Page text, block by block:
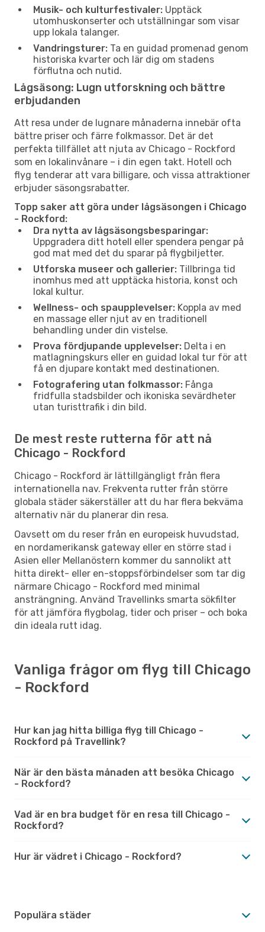
Musik- och kulturfestivaler: Upptäck
utomhuskonserter och utställningar som visar
upp lokala talanger.
Vandringsturer: Ta en guidad promenad genom
historiska kvarter och lär dig om stadens
förflutna och nutid.
Lågsäsong: Lugn utforskning och bättre
erbjudanden
Att resa under de lugnare månaderna innebär ofta
bättre priser och färre folkmassor. Det är det
perfekta tillfället att njuta av Chicago - Rockford
som en lokalinvånare – i din egen takt. Hotell och
flyg tenderar att vara billigare, och vissa attraktioner
erbjuder säsongsrabatter.
Topp saker att göra under lågsäsongen i Chicago
- Rockford:
Dra nytta av lågsäsongsbesparingar:
Uppgradera ditt hotell eller spendera pengar på
god mat med det du sparar på flygbiljetter.
Utforska museer och gallerier: Tillbringa tid
inomhus med att upptäcka historia, konst och
lokal kultur.
Wellness- och spaupplevelser: Koppla av med
en massage eller njut av en traditionell
behandling under din vistelse.
Prova fördjupande upplevelser: Delta i en
matlagningskurs eller en guidad lokal tur för att
få en djupare kontakt med destinationen.
Fotografering utan folkmassor: Fånga
fridfulla stadsbilder och ikoniska sevärdheter
utan turisttrafik i din bild.
De mest reste rutterna för att nå
Chicago - Rockford
Chicago - Rockford är lättillgängligt från flera
internationella nav. Frekventa rutter från större
globala städer säkerställer att du har flera bekväma
alternativ när du planerar din resa.
Oavsett om du reser från en europeisk huvudstad,
en nordamerikansk gateway eller en större stad i
Asien eller Mellanöstern kommer du sannolikt att
hitta direkt- eller en-stoppsförbindelser som tar dig
närmare Chicago - Rockford med minimal
ansträngning. Använd Travellinks smarta sökfilter
för att jämföra flygbolag, tider och priser – och boka
din ideala rutt idag.
Vanliga frågor om flyg till Chicago
- Rockford
Hur kan jag hitta billiga flyg till Chicago -
Rockford på Travellink?
När är den bästa månaden att besöka Chicago
- Rockford?
Vad är en bra budget för en resa till Chicago -
Rockford?
Hur är vädret i Chicago - Rockford?
Populära städer